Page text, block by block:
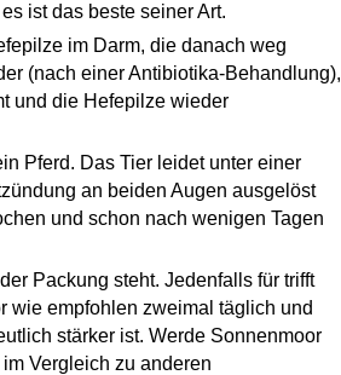
ist das beste seiner Art.
im Darm, die danach weg
(nach einer Antibiotika-Behandlung),
und die Hefepilze wieder
Pferd. Das Tier leidet unter einer
an beiden Augen ausgelöst
und schon nach wenigen Tagen
Packung steht. Jedenfalls für trifft
wie empfohlen zweimal täglich und
stärker ist. Werde Sonnenmoor
Vergleich zu anderen